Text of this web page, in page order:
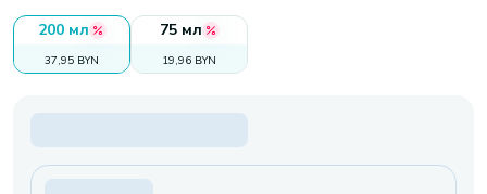
200 мл
37,95 BYN
75 мл
19,96 BYN